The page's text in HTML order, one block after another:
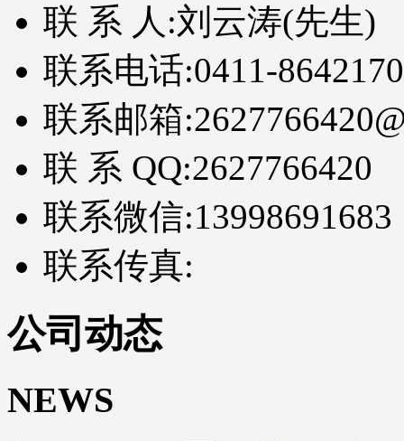
联 系 人:刘云涛(先生)
联系电话:0411-
联系邮箱:
联 系 QQ:2627766420
联系微信:13998691683
联系传真:
公司动态
NEWS